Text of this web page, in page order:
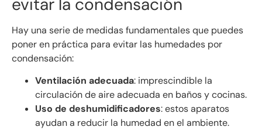
Hay una serie de medidas fundamentales que puedes
poner en práctica para evitar las humedades por
condensación:
Ventilación adecuada: imprescindible la
circulación de aire adecuada en baños y cocinas.
Uso de deshumidificadores: estos aparatos
ayudan a reducir la humedad en el ambiente.